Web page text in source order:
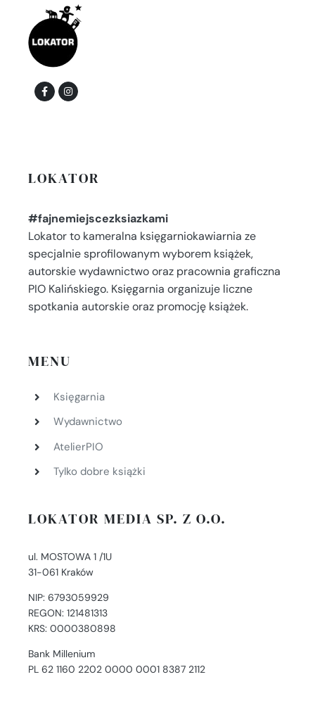
LOKATOR
#fajnemiejscezksiazkami
Lokator to kameralna księgarniokawiarnia ze
specjalnie sprofilowanym wyborem książek,
autorskie wydawnictwo oraz pracownia graficzna
PIO Kalińskiego. Księgarnia organizuje liczne
spotkania autorskie oraz promocję książek.
MENU
Księgarnia
Wydawnictwo
AtelierPIO
Tylko dobre książki
LOKATOR MEDIA SP. Z O.O.
ul. MOSTOWA 1 /1U
31-061 Kraków
NIP: 6793059929
REGON: 121481313
KRS: 0000380898
Bank Millenium
PL 62 1160 2202 0000 0001 8387 2112